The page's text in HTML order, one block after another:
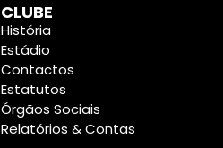
CLUBE
História
Estádio
Contactos
Estatutos
Órgãos Sociais
Relatórios & Contas